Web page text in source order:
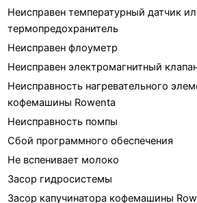
Неисправен температурный датчик
термопредохранитель
Неисправен флоуметр
Неисправен электромагнитный
Неисправность нагревательного
кофемашины Rowenta
Неисправность помпы
Сбой программного обеспечения
Не вспенивает молоко
Засор гидросистемы
Засор капучинатора кофемашины